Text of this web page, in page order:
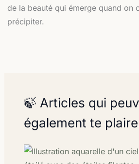
de la beauté qui émerge quand on
précipiter.
🍃 Articles qui
également te